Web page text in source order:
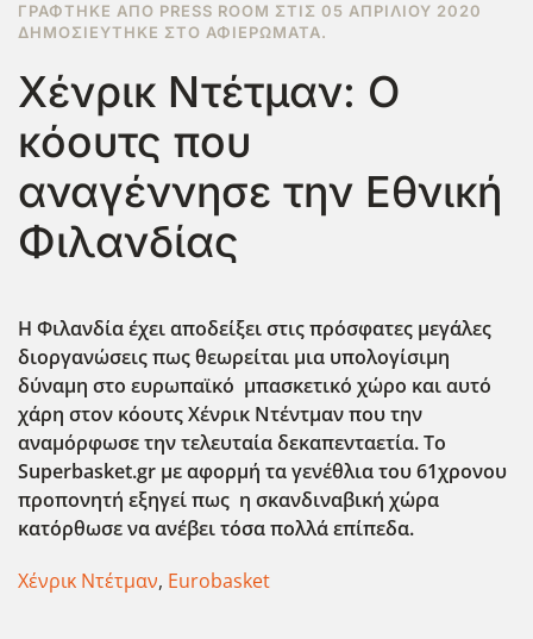
ΓΡΆΦΤΗΚΕ ΑΠΌ PRESS ROOM ΣΤΙΣ 05 ΑΠΡΙΛΊΟΥ 2020
ΔΗΜΟΣΙΕΎΤΗΚΕ ΣΤΟ ΑΦΙΕΡΏΜΑΤΑ.
Χένρικ Ντέτμαν: Ο
κόουτς που
αναγέννησε την Εθνική
Φιλανδίας
Η Φιλανδία έχει αποδείξει στις πρόσφατες μεγάλες
διοργανώσεις πως θεωρείται μια υπολογίσιμη
δύναμη στο ευρωπαϊκό μπασκετικό χώρο και αυτό
χάρη στον κόουτς Χένρικ Ντέντμαν που την
αναμόρφωσε την τελευταία δεκαπενταετία. Το
Superbasket.gr με αφορμή τα γενέθλια του 61χρονου
προπονητή εξηγεί πως η σκανδιναβική χώρα
κατόρθωσε να ανέβει τόσα πολλά επίπεδα.
Χένρικ Ντέτμαν, Eurobasket